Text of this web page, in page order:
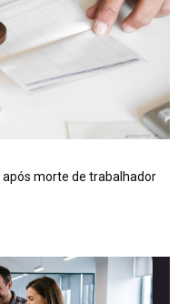
morte de trabalhador